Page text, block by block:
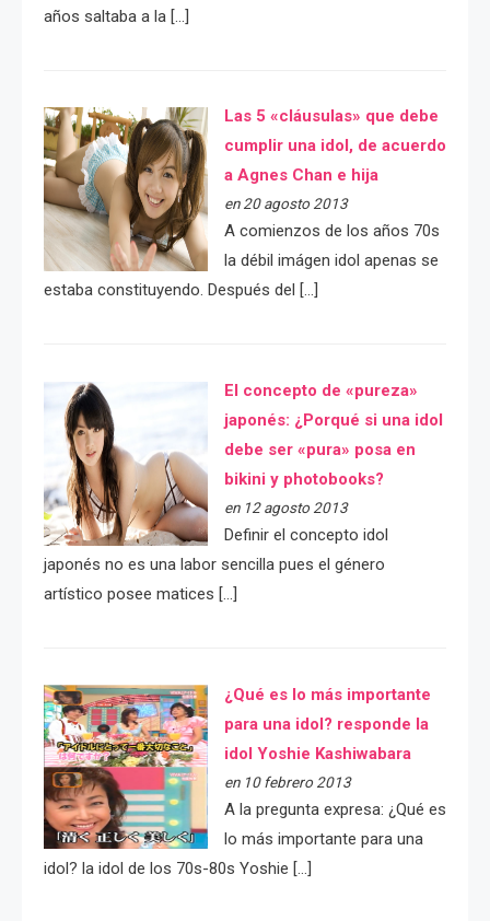
años saltaba a la […]
Las 5 «cláusulas» que debe
cumplir una idol, de acuerdo
a Agnes Chan e hija
en 20 agosto 2013
A comienzos de los años 70s
la débil imágen idol apenas se
estaba constituyendo. Después del […]
El concepto de «pureza»
japonés: ¿Porqué si una idol
debe ser «pura» posa en
bikini y photobooks?
en 12 agosto 2013
Definir el concepto idol
japonés no es una labor sencilla pues el género
artístico posee matices […]
¿Qué es lo más importante
para una idol? responde la
idol Yoshie Kashiwabara
en 10 febrero 2013
A la pregunta expresa: ¿Qué es
lo más importante para una
idol? la idol de los 70s-80s Yoshie […]